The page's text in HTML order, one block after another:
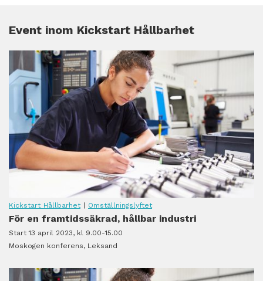
Event inom Kickstart Hållbarhet
Kickstart Hållbarhet| Omställningslyftet
För en framtidssäkrad, hållbar industri
Start 13 april 2023, kl 9.00-15.00
Moskogen konferens, Leksand